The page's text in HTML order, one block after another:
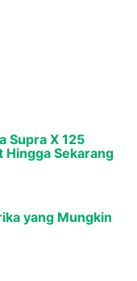
Supra X 125
Hingga Sekarang
yang Mungkin